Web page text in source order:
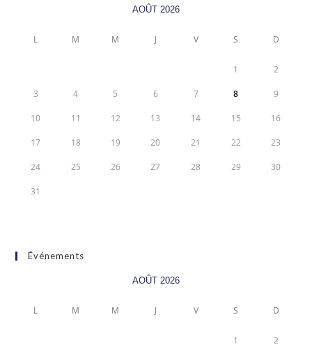
AOÛT 2026
L M M J V S D
1 2
3 4 5 6 7 8 9
10 11 12 13 14 15 16
17 18 19 20 21 22 23
24 25 26 27 28 29 30
31
Événements
AOÛT 2026
L M M J V S D
1 2